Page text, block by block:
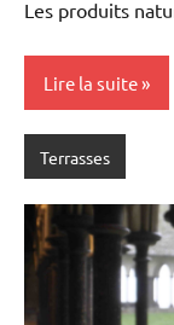
Les produits
Lire la suite
Terrasses